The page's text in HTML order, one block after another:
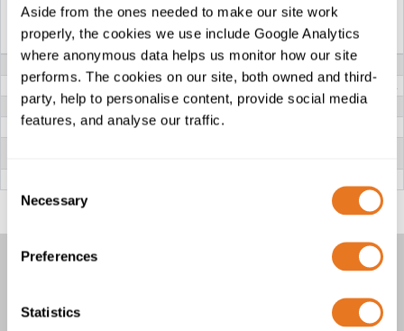
Aside from the ones needed to make our site work
properly, the cookies we use include Google Analytics
where anonymous data helps us monitor how our site
performs. The cookies on our site, both owned and third-
party, help to personalise content, provide social media
features, and analyse our traffic.
Selection
Necessary
Preferences
Statistics
CÂBLES UKPN –
UNIPOLAIRE...
CÂBLES UKPN -
UNIPOLAIRE...
TENSION NOMINALE 6,35/11 kV
19/33 kV
CONDUCTEUR
Aluminium massif de classe 1 ou toronné de classe 2
ISOLATION
XLPE (polyéthylène réticulé)
ÉCRAN
Fils en aluminium
33 KV